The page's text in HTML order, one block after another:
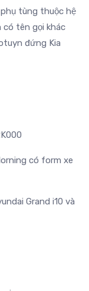
tùng thuộc hệ
tên gọi khác
đứng Kia
có form xe
Grand i10 và